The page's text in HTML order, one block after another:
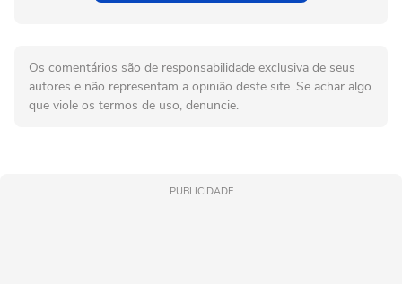
Os comentários são de responsabilidade exclusiva de seus
autores e não representam a opinião deste site. Se achar algo
que viole os termos de uso, denuncie.
PUBLICIDADE